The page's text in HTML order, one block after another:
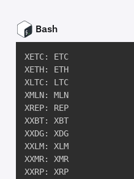
Bash
XETC: ETC
XETH: ETH
XLTC: LTC
XMLN: MLN
XREP: REP
XXBT: XBT
XXDG: XDG
XXLM: XLM
XXMR: XMR
XXRP: XRP